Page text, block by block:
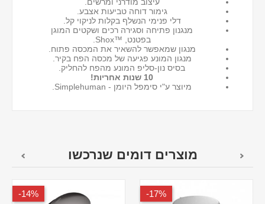
גימור דוחה טביעות אצבע.
דלי פנימי הנשלף בקלות לניקוי קל.
מנגנון פתיחה וסגירה רכים ושקטים המוגן
בפטנט, ™Shox.
מנגון שמאפשר להשאיר את המכסה פתוח.
מנגון המונע פגיעה של מכסה הפח בקיר.
בסיס נון-סליפ המונע מהפח להחליק.
10 שנות אחריות!
מיוצר ע"י סימפל היומן - Simplehuman.
מוצרים דומים שנרכשו
17%-
14%-